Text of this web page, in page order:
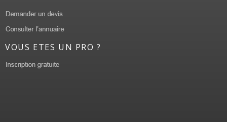
VOUS ETES UN PRO ?